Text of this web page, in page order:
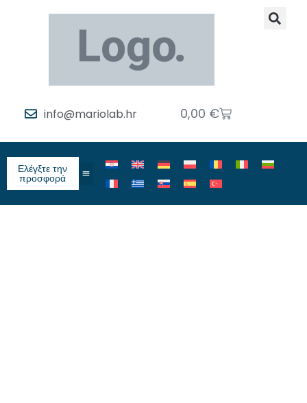
info@mariolab.hr 0,00 €
Ελέγξτε την
προσφορά